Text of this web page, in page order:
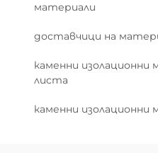
материали
доставчици на
каменни изолационни
листа
каменни изолационни